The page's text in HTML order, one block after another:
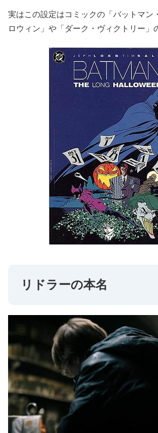
実はこの設定はコミックの「バットマン
ロウィン」や「ダーク・ヴィクトリー」
リドラーの本名